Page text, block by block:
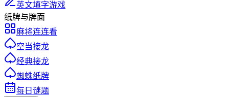
英文填字游戏
纸牌与牌面
麻将连连看
空当接龙
经典接龙
蜘蛛纸牌
每日谜题